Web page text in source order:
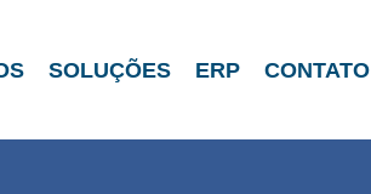
SOLUÇÕES ERP CONTATO